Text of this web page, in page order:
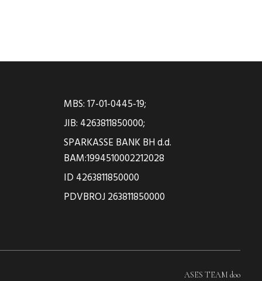
MBS: 17-01-0445-19;
JIB: 4263811850000;
SPARKASSE BANK BH d.d.
BAM:1994510002212028
ID 4263811850000
PDVBROJ 263811850000
ASES TEAM doo